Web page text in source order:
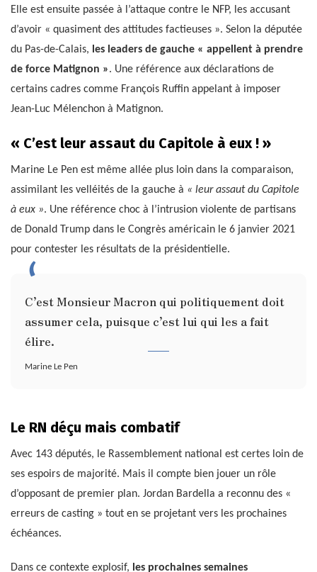
Elle est ensuite passée à l’attaque contre le NFP, les accusant
d’avoir « quasiment des attitudes factieuses ». Selon la députée
du Pas-de-Calais, les leaders de gauche « appellent à prendre
de force Matignon ». Une référence aux déclarations de
certains cadres comme François Ruffin appelant à imposer
Jean-Luc Mélenchon à Matignon.
« C’est leur assaut du Capitole à eux ! »
Marine Le Pen est même allée plus loin dans la comparaison,
assimilant les velléités de la gauche à « leur assaut du Capitole
à eux ». Une référence choc à l’intrusion violente de partisans
de Donald Trump dans le Congrès américain le 6 janvier 2021
pour contester les résultats de la présidentielle.
C’est Monsieur Macron qui politiquement doit
assumer cela, puisque c’est lui qui les a fait
élire.
Marine Le Pen
Le RN déçu mais combatif
Avec 143 députés, le Rassemblement national est certes loin de
ses espoirs de majorité. Mais il compte bien jouer un rôle
d’opposant de premier plan. Jordan Bardella a reconnu des «
erreurs de casting » tout en se projetant vers les prochaines
échéances.
Dans ce contexte explosif, les prochaines semaines